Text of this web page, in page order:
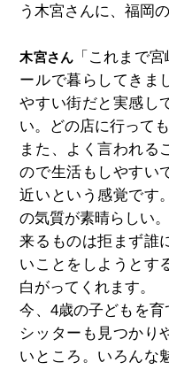
う木宮さんに、福岡
木宮さん「これまで宮
ールで暮らしてきま
やすい街だと実感し
い。どの店に行って
また、よく言われる
ので生活もしやすい
近いという感覚です
の気質が素晴らしい。
来るものは拒まず誰
いことをしようとす
白がってくれます。
今、4歳の子どもを
シッターも見つかり
いところ。いろんな